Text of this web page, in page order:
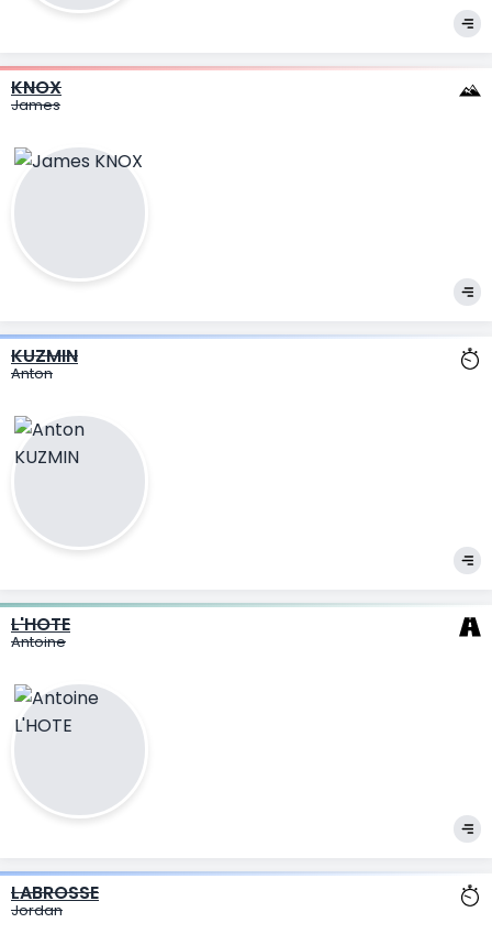
KNOX
James
KUZMIN
Anton
L'HOTE
Antoine
LABROSSE
Jordan